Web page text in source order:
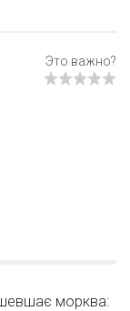
морква: